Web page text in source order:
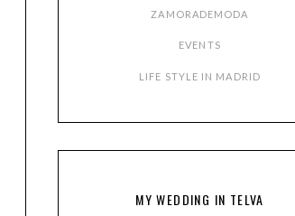
ZAMORADEMODA
EVENTS
LIFE STYLE IN MADRID
MY WEDDING IN TELVA